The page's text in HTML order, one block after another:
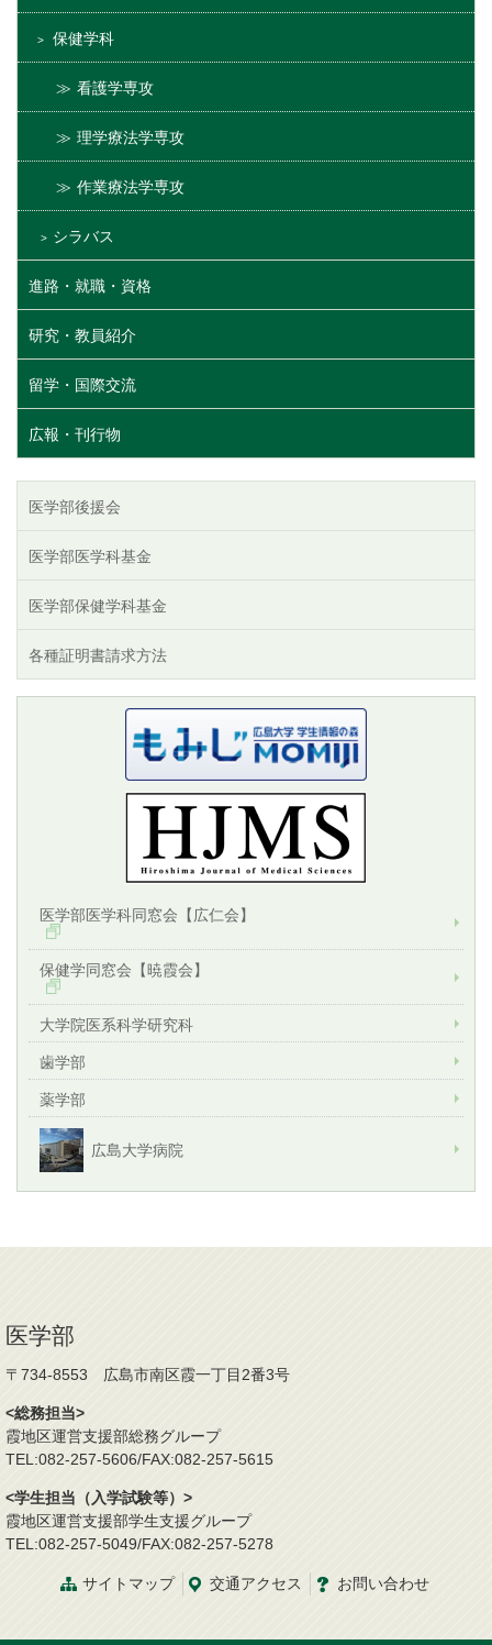
保健学科
看護学専攻
理学療法学専攻
作業療法学専攻
シラバス
進路・就職・資格
研究・教員紹介
留学・国際交流
広報・刊行物
医学部後援会
医学部医学科基金
医学部保健学科基金
各種証明書請求方法
医学部医学科同窓会【広仁会】
保健学同窓会【暁霞会】
大学院医系科学研究科
歯学部
薬学部
広島大学病院
医学部
〒734-8553 広島市南区霞一丁目2番3号
<総務担当>
霞地区運営支援部総務グループ
TEL:082-257-5606/FAX:082-257-5615
<学生担当（入学試験等）>
霞地区運営支援部学生支援グループ
TEL:082-257-5049/FAX:082-257-5278
サイトマップ 交通アクセス お問い合わせ